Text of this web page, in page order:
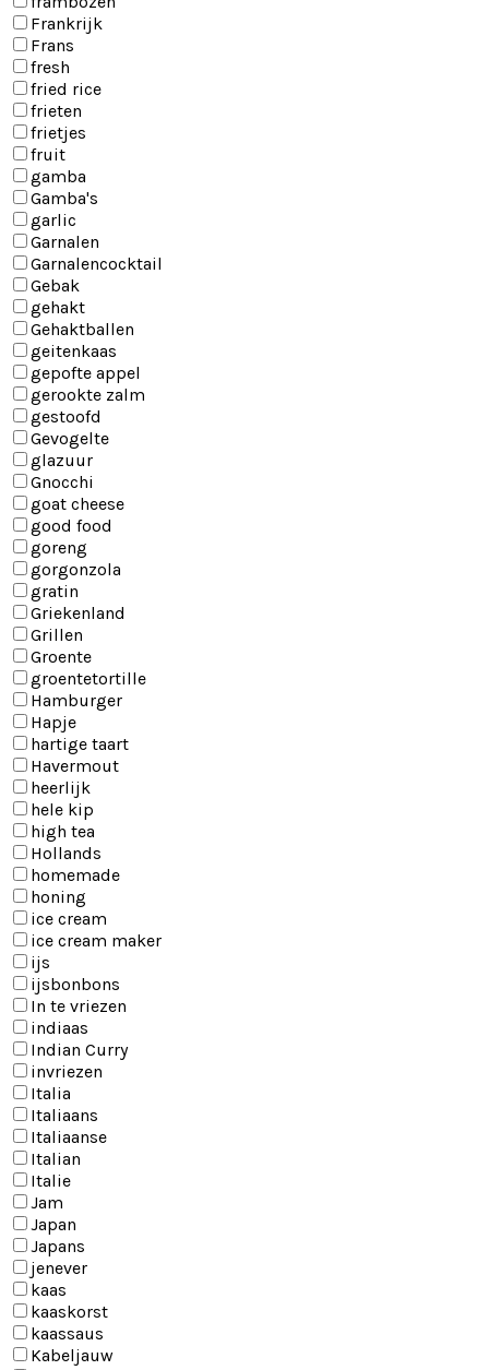
Frankrijk
Frans
fresh
fried rice
frieten
frietjes
fruit
gamba
Gamba's
garlic
Garnalen
Garnalencocktail
Gebak
gehakt
Gehaktballen
geitenkaas
gepofte appel
gerookte zalm
gestoofd
Gevogelte
glazuur
Gnocchi
goat cheese
good food
goreng
gorgonzola
gratin
Griekenland
Grillen
Groente
groentetortille
Hamburger
Hapje
hartige taart
Havermout
heerlijk
hele kip
high tea
Hollands
homemade
honing
ice cream
ice cream maker
ijs
ijsbonbons
In te vriezen
indiaas
Indian Curry
invriezen
Italia
Italiaans
Italiaanse
Italian
Italie
Jam
Japan
Japans
jenever
kaas
kaaskorst
kaassaus
Kabeljauw